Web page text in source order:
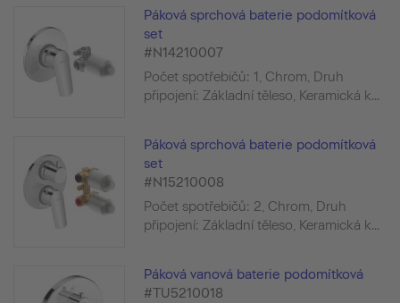
Páková sprchová baterie podomítková
set
#N14210007
Počet spotřebičů: 1, Chrom, Druh
připojení: Základní těleso, Keramická k...
Páková sprchová baterie podomítková
set
#N15210008
Počet spotřebičů: 2, Chrom, Druh
připojení: Základní těleso, Keramická k...
Páková vanová baterie podomítková
#TU5210018